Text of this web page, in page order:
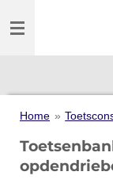
direct
Home »